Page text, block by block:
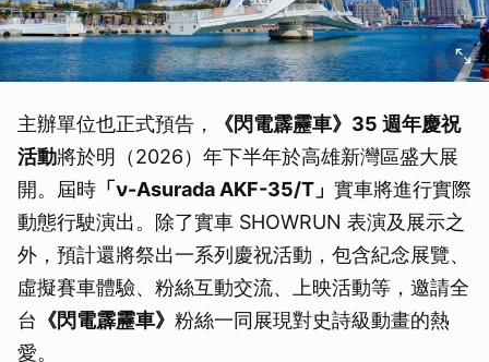
主辦單位也正式預告，
《閃電霹靂車》35 週年慶祝
活動將於明（2026）年下半年於高雄新灣區盛大展
開。屆時 「ν-Asurada AKF-35/T」 實車將進行實際
動態行駛演出。除了實車 SHOWRUN 表演及展示之
外，預計還將祭出一系列慶祝活動，包含紀念展覽、
虛擬賽車體驗、粉絲互動交流、上映活動等，邀請全
台 《閃電霹靂車》 粉絲一同展現對史詩級動畫的熱
愛。
取消